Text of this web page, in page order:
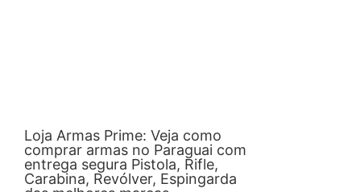
Loja Armas Prime: Veja como
comprar armas no Paraguai com
entrega segura Pistola, Rifle,
Carabina, Revólver, Espingarda